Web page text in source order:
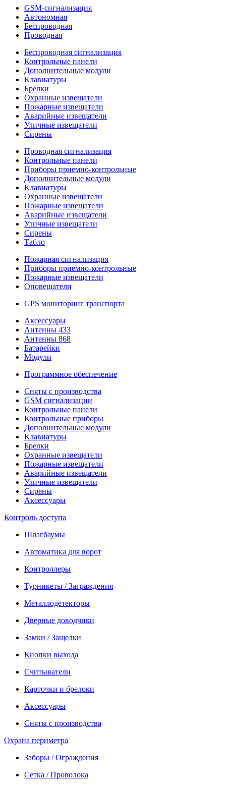
GSM-сигнализация
Автономная
Беспроводная
Проводная
Беспроводная сигнализация
Контрольные панели
Дополнительные модули
Клавиатуры
Брелки
Охранные извещатели
Пожарные извещатели
Аварийные извещатели
Уличные извещатели
Сирены
Проводная сигнализация
Контрольные панели
Приборы приемно-контрольные
Дополнительные модули
Клавиатуры
Охранные извещатели
Пожарные извещатели
Аварийные извещатели
Уличные извещатели
Сирены
Табло
Пожарная сигнализация
Приборы приемно-контрольные
Пожарные извещатели
Оповещатели
GPS мониторинг транспорта
Аксессуары
Антенны 433
Антенны 868
Батарейки
Модули
Программное обеспечение
Сняты с производства
GSM сигнализации
Контрольные панели
Контрольные приборы
Дополнительные модули
Клавиатуры
Брелки
Охранные извещатели
Пожарные извещатели
Аварийные извещатели
Уличные извещатели
Сирены
Аксессуары
Контроль доступа
Шлагбаумы
Автоматика для ворот
Контроллеры
Турникеты / Заграждения
Металлодетекторы
Дверные доводчики
Замки / Защелки
Кнопки выхода
Считыватели
Карточки и брелоки
Аксессуары
Сняты с производства
Охрана периметра
Заборы / Ограждения
Сетка / Проволока